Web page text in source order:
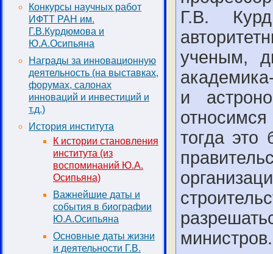
Конкурсы научных работ
ИФТТ РАН им.
Г.В.Курдюмова и
Ю.А.Осипьяна
Награды за инновационную
деятельность (на выставках,
форумах, салонах
инноваций и инвестиций и
т.д.)
История института
К истории становления
института (из
воспоминаний Ю.А.
Осипьяна)
Важнейшие даты и
события в биографии
Ю.А.Осипьяна
Основные даты жизни
и деятельности Г.В.
Г.В.
ученым,
и
тогда это
министров.